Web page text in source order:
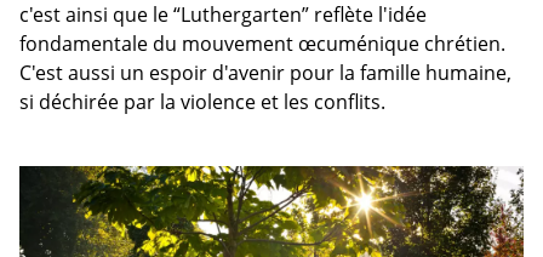
c'est ainsi que le “Luthergarten” reflète l'idée
fondamentale du mouvement œcuménique chrétien.
C'est aussi un espoir d'avenir pour la famille humaine,
si déchirée par la violence et les conflits.